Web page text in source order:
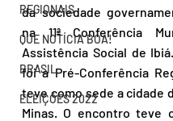
REGIONAIS
QUE NOTÍCIA BOA!
BRASIL
ELEIÇÕES 2022
da sociedade
na 11ª Conferência
Assistência Social de
foi a Pré-Conferência
teve como sede a cidade
Minas. O encontro teve